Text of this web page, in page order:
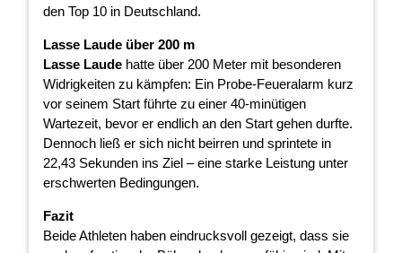
den Top 10 in Deutschland.
Lasse Laude über 200 m
Lasse Laude hatte über 200 Meter mit besonderen
Widrigkeiten zu kämpfen: Ein Probe-Feueralarm kurz
vor seinem Start führte zu einer 40-minütigen
Wartezeit, bevor er endlich an den Start gehen durfte.
Dennoch ließ er sich nicht beirren und sprintete in
22,43 Sekunden ins Ziel – eine starke Leistung unter
erschwerten Bedingungen.
Fazit
Beide Athleten haben eindrucksvoll gezeigt, dass sie